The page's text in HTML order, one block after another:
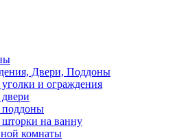
Двери, Поддоны
и ограждения
на ванну
комнаты